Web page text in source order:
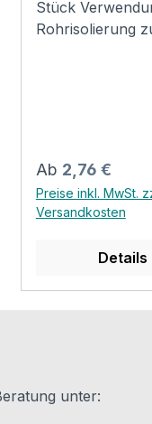
Stück
Rohrisolierung
unverrottbar.
DIN 52613
Lieferlänge : 1 m
Regulärer Preis:
Ab 2,76 €
Preise inkl. MwSt.
Versandkosten
Details
unter: